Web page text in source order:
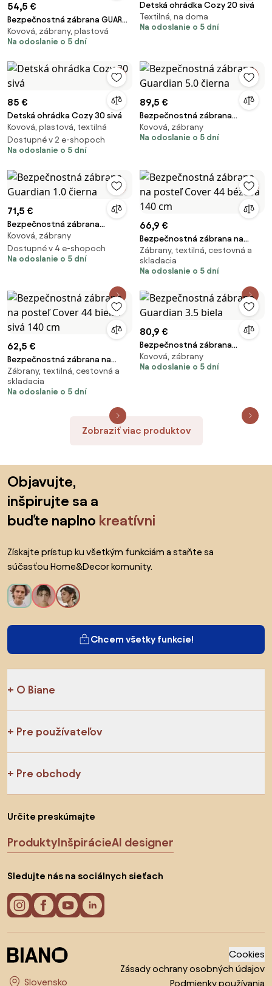
54,5 €
Bezpečnostná zábrana GUARDY
104 s rozšírením, čierna /
prírodná
Kovová, zábrany, plastová
Na odoslanie o 5 dní
Detská ohrádka Cozy 20 sivá
Textilná, na doma
Na odoslanie o 5 dní
85 €
Detská ohrádka Cozy 30 sivá
Kovová, plastová, textilná
Dostupné v 2 e-shopoch
Na odoslanie o 5 dní
89,5 €
Bezpečnostná zábrana
Guardian 5.0 čierna
Kovová, zábrany
Na odoslanie o 5 dní
71,5 €
Bezpečnostná zábrana
Guardian 1.0 čierna
Kovová, zábrany
Dostupné v 4 e-shopoch
Na odoslanie o 5 dní
66,9 €
Bezpečnostná zábrana na
posteľ Cover 44 béžová 140
cm
Zábrany, textilná, cestovná a
skladacia
Na odoslanie o 5 dní
62,5 €
Bezpečnostná zábrana na
posteľ Cover 44 biela / sivá 140
cm
Zábrany, textilná, cestovná a
skladacia
Na odoslanie o 5 dní
80,9 €
Bezpečnostná zábrana
Guardian 3.5 biela
Kovová, zábrany
Na odoslanie o 5 dní
Zobraziť viac produktov
Objavujte,
inšpirujte sa a
buďte naplno kreatívni
Získajte prístup ku všetkým funkciám a staňte sa
súčasťou Home&Decor komunity.
Chcem všetky funkcie!
O Biane
Pre používateľov
Pre obchody
Určite preskúmajte
ProduktyInšpirácieAI designer
Sledujte nás na sociálnych sieťach
Cookies
Zásady ochrany osobných údajov
Podmienky používania